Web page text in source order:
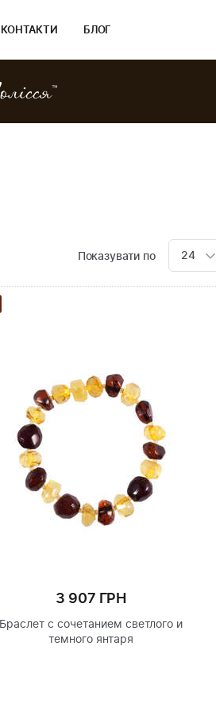
КОНТАКТИ БЛОГ
Показувати по 24
3 907 ГРН
Браслет с сочетанием светлого и
темного янтаря